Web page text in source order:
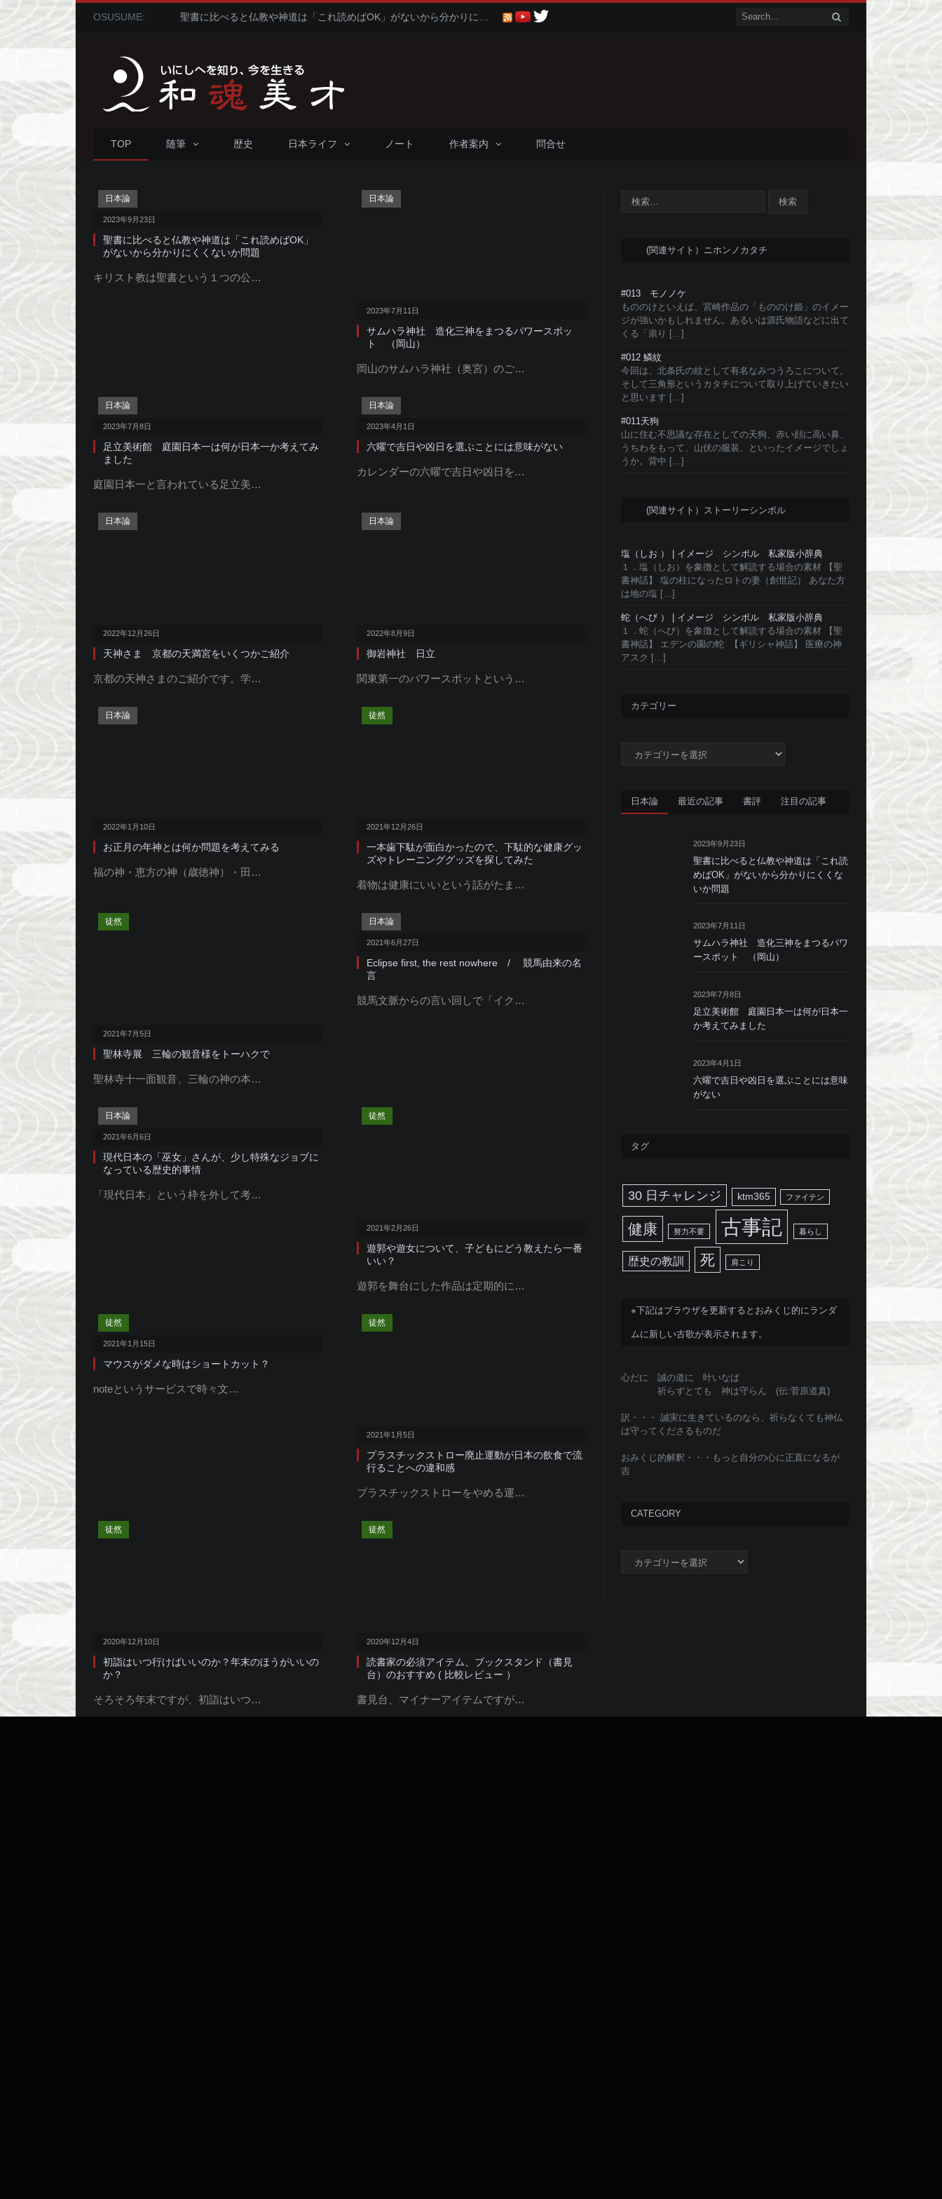
OSUSUME: 聖書に比べると仏教や神道は「これ読めばOK」がないから分かりにくくないか問題
TOP 随筆 歴史 日本ライフ ノート 作者案内 問合せ
日本論
2023年9月23日
聖書に比べると仏教や神道は「これ読めばOK」
がないから分かりにくくないか問題
キリスト教は聖書という１つの公…
日本論
2023年7月11日
サムハラ神社 造化三神をまつるパワースポッ
ト （岡山）
岡山のサムハラ神社（奥宮）のご…
日本論
2023年7月8日
足立美術館 庭園日本一は何が日本一か考えてみ
ました
庭園日本一と言われている足立美…
日本論
2023年4月1日
六曜で吉日や凶日を選ぶことには意味がない
カレンダーの六曜で吉日や凶日を…
日本論
2022年12月26日
天神さま 京都の天満宮をいくつかご紹介
京都の天神さまのご紹介です。学…
日本論
2022年8月9日
御岩神社 日立
関東第一のパワースポットという…
日本論
2022年1月10日
お正月の年神とは何か問題を考えてみる
福の神・恵方の神（歳徳神）・田…
徒然
2021年12月26日
一本歯下駄が面白かったので、下駄的な健康グッ
ズやトレーニンググッズを探してみた
着物は健康にいいという話がたま…
徒然
2021年7月5日
聖林寺展 三輪の観音様をトーハクで
聖林寺十一面観音、三輪の神の本…
日本論
2021年6月27日
Eclipse first, the rest nowhere / 競馬由来の名
言
競馬文脈からの言い回しで「イク…
日本論
2021年6月6日
現代日本の「巫女」さんが、少し特殊なジョブに
なっている歴史的事情
「現代日本」という枠を外して考…
徒然
2021年2月26日
遊郭や遊女について、子どもにどう教えたら一番
いい？
遊郭を舞台にした作品は定期的に…
徒然
2021年1月15日
マウスがダメな時はショートカット？
noteというサービスで時々文…
徒然
2021年1月5日
プラスチックストロー廃止運動が日本の飲食で流
行ることへの違和感
プラスチックストローをやめる運…
徒然
2020年12月10日
初詣はいつ行けばいいのか？年末のほうがいいの
か？
そろそろ年末ですが、初詣はいつ…
徒然
2020年12月4日
読書家の必須アイテム、ブックスタンド（書見
台）のおすすめ ( 比較レビュー ）
書見台、マイナーアイテムですが…
(関連サイト）ニホンノカタチ
#013 モノノケ
もののけといえば、宮崎作品の「もののけ姫」のイメー
ジが強いかもしれません。あるいは源氏物語などに出て
くる「祟り […]
#012 鱗紋
今回は、北条氏の紋として有名なみつうろこについて。
そして三角形というカタチについて取り上げていきたい
と思います […]
#011天狗
山に住む不思議な存在としての天狗、赤い顔に高い鼻、
うちわをもって、山伏の服装、といったイメージでしょ
うか。背中 […]
(関連サイト）ストーリーシンボル
塩（しお ） | イメージ シンボル 私家版小辞典
１．塩（しお）を象徴として解読する場合の素材 【聖
書神話】 塩の柱になったロトの妻（創世記） あなた方
は地の塩 […]
蛇（へび ） | イメージ シンボル 私家版小辞典
１．蛇（へび）を象徴として解読する場合の素材 【聖
書神話】 エデンの園の蛇 【ギリシャ神話】 医療の神
アスク […]
カテゴリー
日本論 最近の記事 書評 注目の記事
2023年9月23日
聖書に比べると仏教や神道は「これ読
めばOK」がないから分かりにくくな
いか問題
2023年7月11日
サムハラ神社 造化三神をまつるパワ
ースポット （岡山）
2023年7月8日
足立美術館 庭園日本一は何が日本一
か考えてみました
2023年4月1日
六曜で吉日や凶日を選ぶことには意味
がない
タグ
30 日チャレンジ ktm365 ファイテン
健康 努力不要 古事記 暮らし
歴史の教訓 死 肩こり
※下記はブラウザを更新するとおみくじ的にランダ
ムに新しい古歌が表示されます。
心だに 誠の道に 叶いなば
祈らずとても 神は守らん (伝:菅原道真)
訳・・・ 誠実に生きているのなら、祈らなくても神仏
は守ってくださるものだ
おみくじ的解釈・・・もっと自分の心に正直になるが
吉
CATEGORY